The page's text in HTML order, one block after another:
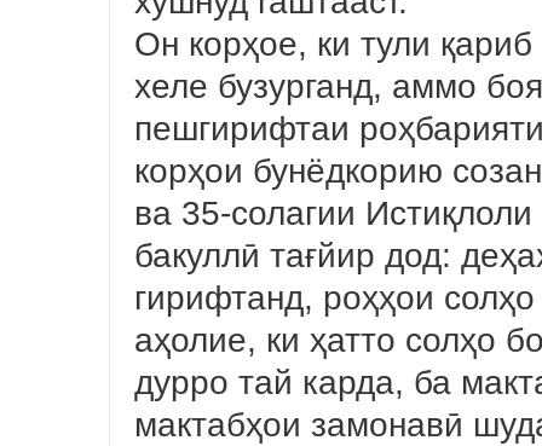
Он корҳое, ки тули
хеле бузурганд, аммо
пешгирифтаи
корҳои бунёдкорию
ва 35-солагии
бакуллӣ тағйир дод:
гирифтанд, роҳҳои
аҳолие, ки ҳатто солҳо
дурро тай карда, ба
мактабҳои замонавӣ